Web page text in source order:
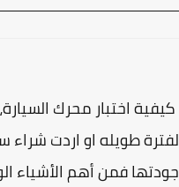
اختبار محرك
طويله او اردت شراء
فمن أهم الأشياء